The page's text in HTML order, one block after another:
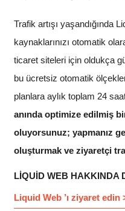
Trafik artışı yaşandığında
kaynaklarınızı otomatik
ticaret siteleri için oldukça
bu ücretsiz otomatik
planlara aylık toplam 24
anında optimize edilmiş
oluyorsunuz; yapmanız
oluşturmak ve ziyaretçi
LIQUID WEB HAKKINDA
Liquid Web ’ı ziyaret edin